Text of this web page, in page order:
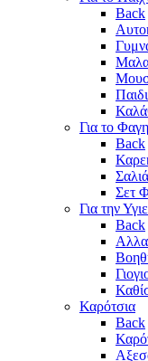
Back
Για το
Back
Σετ
Για την
Back
Καρότσια
Back